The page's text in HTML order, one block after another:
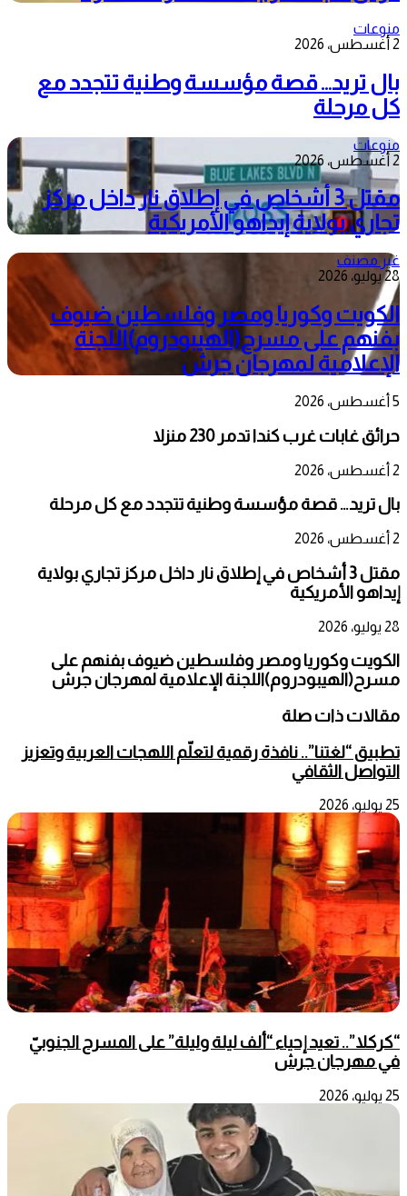
منوعات
2 أغسطس، 2026
بال تريد… قصة مؤسسة وطنية تتجدد مع
كل مرحلة
منوعات
2 أغسطس، 2026
مقتل 3 أشخاص في إطلاق نار داخل مركز
تجاري بولاية إيداهو الأمريكية
غير مصنف
28 يوليو، 2026
الكويت وكوريا ومصر وفلسطين ضيوف
بفنهم على مسرح(الهيبودروم)اللجنة
الإعلامية لمهرجان جرش
5 أغسطس، 2026
حرائق غابات غرب كندا تدمر 230 منزلا
2 أغسطس، 2026
بال تريد… قصة مؤسسة وطنية تتجدد مع كل مرحلة
2 أغسطس، 2026
مقتل 3 أشخاص في إطلاق نار داخل مركز تجاري بولاية
إيداهو الأمريكية
28 يوليو، 2026
الكويت وكوريا ومصر وفلسطين ضيوف بفنهم على
مسرح(الهيبودروم)اللجنة الإعلامية لمهرجان جرش
مقالات ذات صلة
تطبيق “لغتنا”.. نافذة رقمية لتعلّم اللهجات العربية وتعزيز
التواصل الثقافي
25 يوليو، 2026
“كركلا”.. تعيد إحياء “ألف ليلة وليلة” على المسرح الجنوبيّ
في مهرجان جرش
25 يوليو، 2026